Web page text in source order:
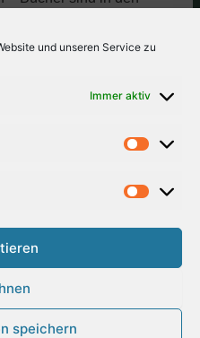
und unseren Service zu
Immer aktiv
speichern